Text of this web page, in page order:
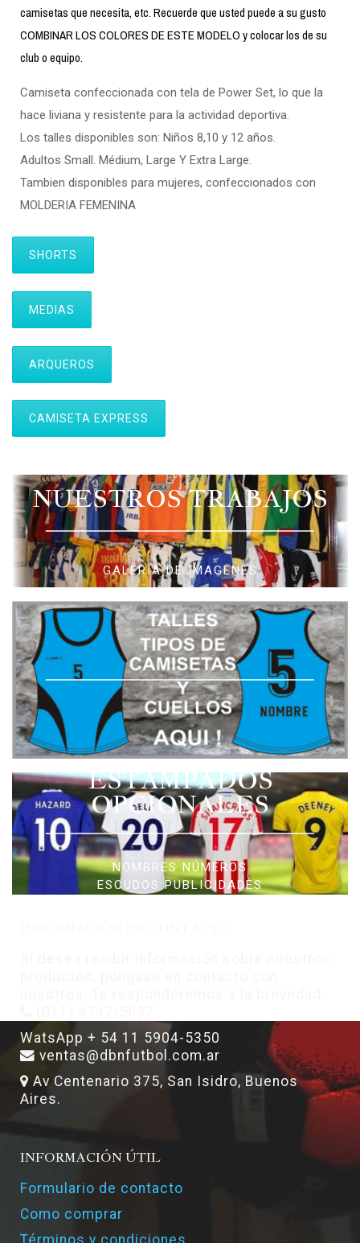
camisetas que necesita, etc. Recuerde que usted puede a su gusto
COMBINAR LOS COLORES DE ESTE MODELO y colocar los de su
club o equipo.
Camiseta confeccionada con tela de Power Set, lo que la
hace liviana y resistente para la actividad deportiva.
Los talles disponibles son: Niños 8,10 y 12 años.
Adultos Small. Médium, Large Y Extra Large.
Tambien disponibles para mujeres, confeccionados con
MOLDERIA FEMENINA
SHORTS
MEDIAS
ARQUEROS
CAMISETA EXPRESS
NUESTROS TRABAJOS
GALERIA DE IMAGENES
ESTAMPADOS
OPCIONALES
NOMBRES NÚMEROS
ESCUDOS PUBLICIDADES
WatsApp + 54 11 5904-5350
ventas@dbnfutbol.com.ar
Av Centenario 375, San Isidro, Buenos
Aires.
INFORMACIÓN ÚTIL
Formulario de contacto
Como comprar